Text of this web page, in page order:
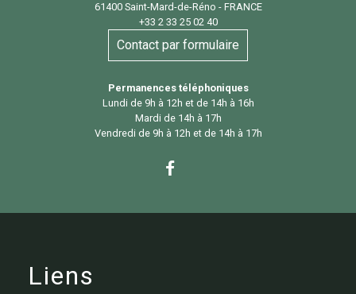
61400 Saint-Mard-de-Réno - FRANCE
+33 2 33 25 02 40
Contact par formulaire
Permanences téléphoniques
Lundi de 9h à 12h et de 14h à 16h
Mardi de 14h à 17h
Vendredi de 9h à 12h et de 14h à 17h
Liens